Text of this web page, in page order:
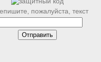
пожалуйста, текст